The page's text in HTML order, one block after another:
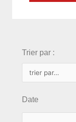
Trier par :
Date